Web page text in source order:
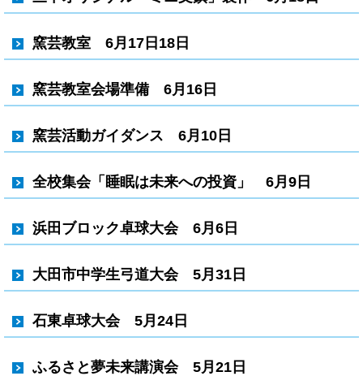
窯芸教室 6月17日18日
窯芸教室会場準備 6月16日
窯芸活動ガイダンス 6月10日
全校集会「睡眠は未来への投資」 6月9日
浜田ブロック卓球大会 6月6日
大田市中学生弓道大会 5月31日
石東卓球大会 5月24日
ふるさと夢未来講演会 5月21日